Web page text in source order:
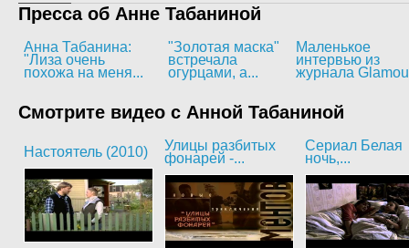
Пресса об Анне Табаниной
Анна Табанина:
"Лиза очень
похожа на меня...
"Золотая маска"
встречала
огурцами, а...
Маленькое
интервью из
журнала
Смотрите видео с Анной Табаниной
Настоятель (2010)
Улицы разбитых
фонарей -...
Сериал Белая
ночь,...